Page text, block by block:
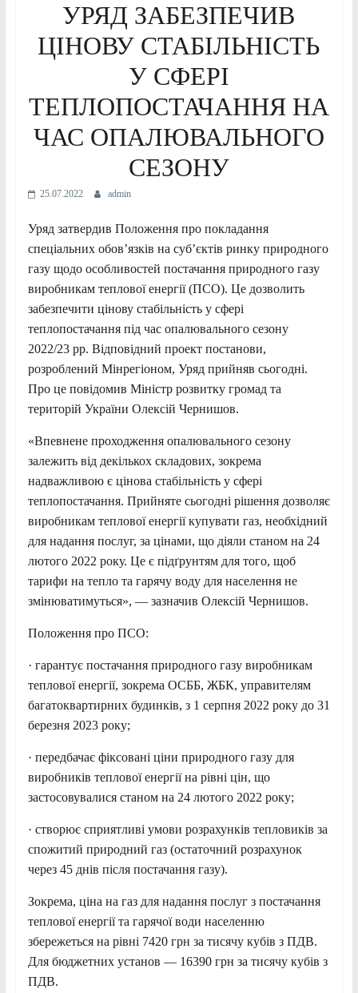
УРЯД ЗАБЕЗПЕЧИВ
ЦІНОВУ СТАБІЛЬНІСТЬ
У СФЕРІ
ТЕПЛОПОСТАЧАННЯ НА
ЧАС ОПАЛЮВАЛЬНОГО
СЕЗОНУ
25.07.2022 admin
Уряд затвердив Положення про покладання
спеціальних обов’язків на суб’єктів ринку природного
газу щодо особливостей постачання природного газу
виробникам теплової енергії (ПСО). Це дозволить
забезпечити цінову стабільність у сфері
теплопостачання під час опалювального сезону
2022/23 рр. Відповідний проект постанови,
розроблений Мінрегіоном, Уряд прийняв сьогодні.
Про це повідомив Міністр розвитку громад та
територій України Олексій Чернишов.
«Впевнене проходження опалювального сезону
залежить від декількох складових, зокрема
надважливою є цінова стабільність у сфері
теплопостачання. Прийняте сьогодні рішення дозволяє
виробникам теплової енергії купувати газ, необхідний
для надання послуг, за цінами, що діяли станом на 24
лютого 2022 року. Це є підґрунтям для того, щоб
тарифи на тепло та гарячу воду для населення не
змінюватимуться», — зазначив Олексій Чернишов.
Положення про ПСО:
· гарантує постачання природного газу виробникам
теплової енергії, зокрема ОСББ, ЖБК, управителям
багатоквартирних будинків, з 1 серпня 2022 року до 31
березня 2023 року;
· передбачає фіксовані ціни природного газу для
виробників теплової енергії на рівні цін, що
застосовувалися станом на 24 лютого 2022 року;
· створює сприятливі умови розрахунків тепловиків за
спожитий природний газ (остаточний розрахунок
через 45 днів після постачання газу).
Зокрема, ціна на газ для надання послуг з постачання
теплової енергії та гарячої води населенню
збережеться на рівні 7420 грн за тисячу кубів з ПДВ.
Для бюджетних установ — 16390 грн за тисячу кубів з
ПДВ.